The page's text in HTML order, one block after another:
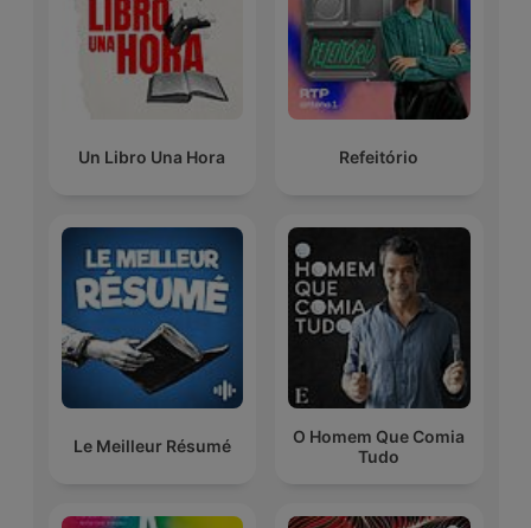
Un Libro Una Hora Refeitório
Le Meilleur Résumé
O Homem Que Comia
Tudo